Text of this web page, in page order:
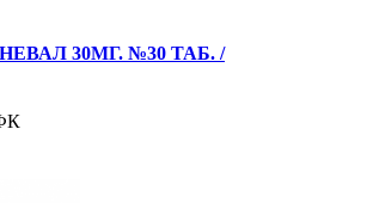
30МГ. №30 ТАБ. /